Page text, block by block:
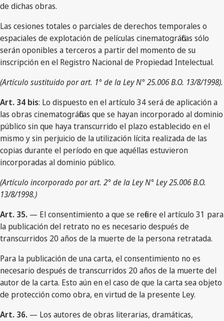
de dichas obras.
Las cesiones totales o parciales de derechos temporales o
espaciales de explotación de películas cinematográficas sólo
serán oponibles a terceros a partir del momento de su
inscripción en el Registro Nacional de Propiedad Intelectual.
(Artículo sustituido por art. 1° de la Ley N° 25.006 B.O. 13/8/1998).
Art. 34 bis: Lo dispuesto en el artículo 34 será de aplicación a
las obras cinematográficas que se hayan incorporado al dominio
público sin que haya transcurrido el plazo establecido en el
mismo y sin perjuicio de la utilización lícita realizada de las
copias durante el período en que aquéllas estuvieron
incorporadas al dominio público.
(Artículo incorporado por art. 2° de la Ley N° Ley 25.006 B.O.
13/8/1998.)
Art. 35. — El consentimiento a que se refiere el artículo 31 para
la publicación del retrato no es necesario después de
transcurridos 20 años de la muerte de la persona retratada.
Para la publicación de una carta, el consentimiento no es
necesario después de transcurridos 20 años de la muerte del
autor de la carta. Esto aún en el caso de que la carta sea objeto
de protección como obra, en virtud de la presente Ley.
Art. 36. — Los autores de obras literarias, dramáticas,